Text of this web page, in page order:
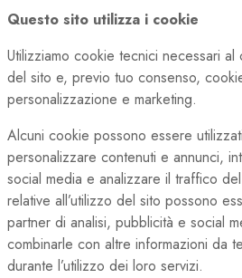
Questo sito utilizza i cookie
Utilizziamo cookie tecnici necessari
del sito e, previo tuo consenso,
personalizzazione e marketing.
Alcuni cookie possono essere
personalizzare contenuti e annunci,
social media e analizzare il traffico
relative all’utilizzo del sito possono
partner di analisi, pubblicità e social
combinarle con altre informazioni da
durante l’utilizzo dei loro servizi.